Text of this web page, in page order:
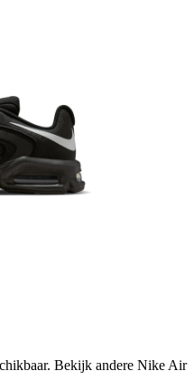
Bekijk andere Nike Air